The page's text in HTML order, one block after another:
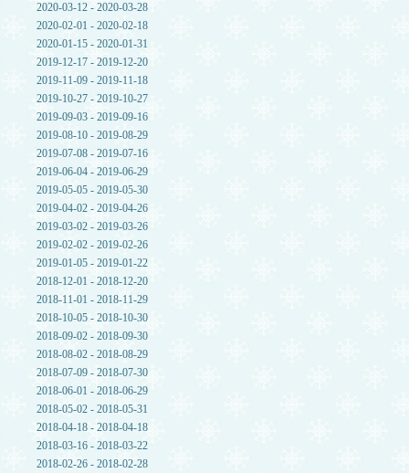
2020-03-12 - 2020-03-28
2020-02-01 - 2020-02-18
2020-01-15 - 2020-01-31
2019-12-17 - 2019-12-20
2019-11-09 - 2019-11-18
2019-10-27 - 2019-10-27
2019-09-03 - 2019-09-16
2019-08-10 - 2019-08-29
2019-07-08 - 2019-07-16
2019-06-04 - 2019-06-29
2019-05-05 - 2019-05-30
2019-04-02 - 2019-04-26
2019-03-02 - 2019-03-26
2019-02-02 - 2019-02-26
2019-01-05 - 2019-01-22
2018-12-01 - 2018-12-20
2018-11-01 - 2018-11-29
2018-10-05 - 2018-10-30
2018-09-02 - 2018-09-30
2018-08-02 - 2018-08-29
2018-07-09 - 2018-07-30
2018-06-01 - 2018-06-29
2018-05-02 - 2018-05-31
2018-04-18 - 2018-04-18
2018-03-16 - 2018-03-22
2018-02-26 - 2018-02-28